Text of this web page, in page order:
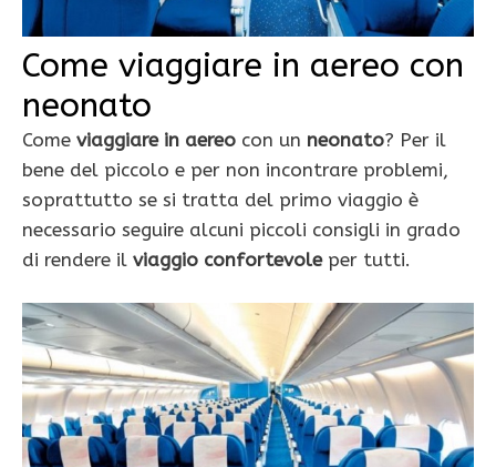
Come viaggiare in aereo con
neonato
Come viaggiare in aereo con un neonato? Per il
bene del piccolo e per non incontrare problemi,
soprattutto se si tratta del primo viaggio è
necessario seguire alcuni piccoli consigli in grado
di rendere il viaggio confortevoleper tutti.